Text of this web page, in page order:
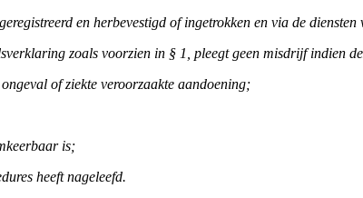
en herbevestigd of ingetrokken en via de
zoals voorzien in § 1, pleegt geen misdrijf indien
of ziekte veroorzaakte aandoening;
is;
heeft nageleefd.